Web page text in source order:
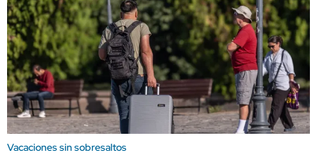
Vacaciones sin sobresaltos